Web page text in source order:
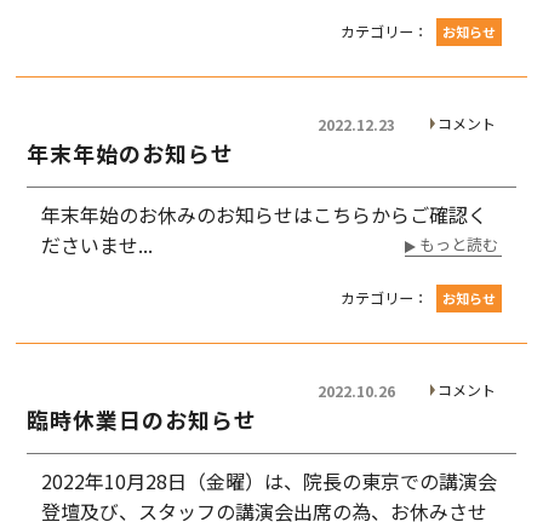
カテゴリー： お知らせ
年末年始のお知らせ
2022.12.23 コメント
年末年始のお休みのお知らせはこちらからご確認く
ださいませ...
もっと読む
カテゴリー： お知らせ
臨時休業日のお知らせ
2022.10.26 コメント
2022年10月28日（金曜）は、院長の東京での講演会
登壇及び、スタッフの講演会出席の為、お休みさせ